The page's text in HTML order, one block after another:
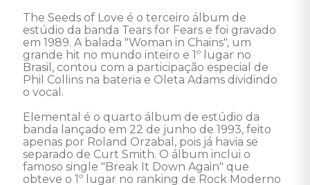
The Seeds of Love é o terceiro álbum de
estúdio da banda Tears for Fears e foi gravado
em 1989. A balada "Woman in Chains", um
grande hit no mundo inteiro e 1º lugar no
Brasil, contou com a participação especial de
Phil Collins na bateria e Oleta Adams dividindo
o vocal.
Elemental é o quarto álbum de estúdio da
banda lançado em 22 de junho de 1993, feito
apenas por Roland Orzabal, pois já havia se
separado de Curt Smith. O álbum inclui o
famoso single "Break It Down Again" que
obteve o 1º lugar no ranking de Rock Moderno